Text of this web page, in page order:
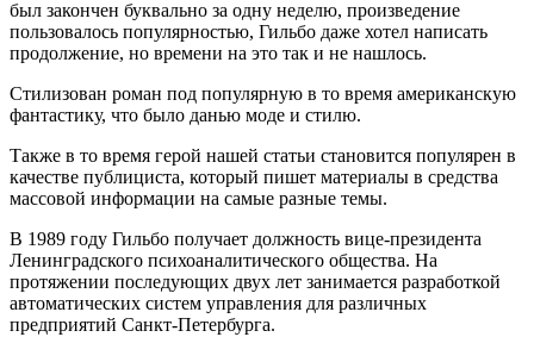
был закончен буквально за одну неделю, произведение
пользовалось популярностью, Гильбо даже хотел написать
продолжение, но времени на это так и не нашлось.
Стилизован роман под популярную в то время американскую
фантастику, что было данью моде и стилю.
Также в то время герой нашей статьи становится популярен в
качестве публициста, который пишет материалы в средства
массовой информации на самые разные темы.
В 1989 году Гильбо получает должность вице-президента
Ленинградского психоаналитического общества. На
протяжении последующих двух лет занимается разработкой
автоматических систем управления для различных
предприятий Санкт-Петербурга.